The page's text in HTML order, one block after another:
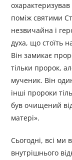
поміж святими
незвичайна і
духа, що стоїть
Він замикає
тільки пророк,
мученик. Він
інші пророки
був очищений
матері».
Сьогодні, всі ми
внутрішнього